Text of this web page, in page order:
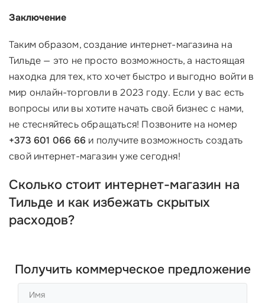
Заключение
Таким образом, создание интернет-магазина на
Тильде — это не просто возможность, а настоящая
находка для тех, кто хочет быстро и выгодно войти в
мир онлайн-торговли в 2023 году. Если у вас есть
вопросы или вы хотите начать свой бизнес с нами,
не стесняйтесь обращаться! Позвоните на номер
+373 601 066 66 и получите возможность создать
свой интернет-магазин уже сегодня!
Сколько стоит интернет-магазин на
Тильде и как избежать скрытых
расходов?
Получить коммерческое предложение